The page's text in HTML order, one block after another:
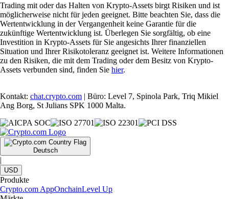
Trading mit oder das Halten von Krypto-Assets birgt Risiken und ist
möglicherweise nicht für jeden geeignet. Bitte beachten Sie, dass die
Wertentwicklung in der Vergangenheit keine Garantie für die
zukünftige Wertentwicklung ist. Überlegen Sie sorgfältig, ob eine
Investition in Krypto-Assets für Sie angesichts Ihrer finanziellen
Situation und Ihrer Risikotoleranz geeignet ist. Weitere Informationen
zu den Risiken, die mit dem Trading oder dem Besitz von Krypto-
Assets verbunden sind, finden Sie hier.
Kontakt: chat.crypto.com | Büro: Level 7, Spinola Park, Triq Mikiel
Ang Borg, St Julians SPK 1000 Malta.
Deutsch
|
USD
Produkte
Crypto.com AppOnchainLevel Up